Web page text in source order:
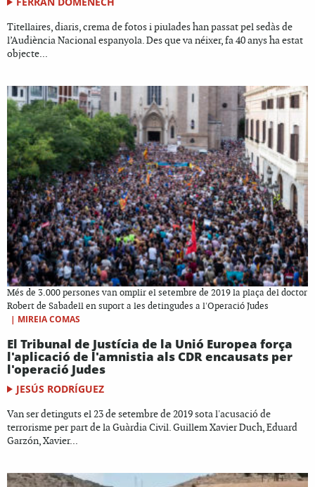
Titellaires, diaris, crema de fotos i piulades han passat pel sedàs de
l’Audiència Nacional espanyola. Des que va néixer, fa 40 anys ha estat
objecte...
Més de 3.000 persones van omplir el setembre de 2019 la plaça del doctor
Robert de Sabadell en suport a les detingudes a l'Operació Judes
| MIREIA COMAS
El Tribunal de Justícia de la Unió Europea força
l'aplicació de l'amnistia als CDR encausats per
l'operació Judes
JESÚS RODRÍGUEZ
Van ser detinguts el 23 de setembre de 2019 sota l'acusació de
terrorisme per part de la Guàrdia Civil. Guillem Xavier Duch, Eduard
Garzón, Xavier...